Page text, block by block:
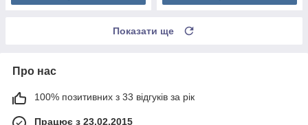
Показати ще
Про нас
100% позитивних з 33 відгуків за рік
Працює з 23.02.2015